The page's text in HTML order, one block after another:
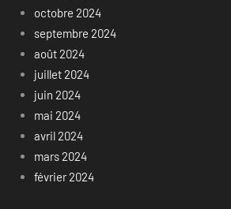
octobre 2024
septembre 2024
août 2024
juillet 2024
juin 2024
mai 2024
avril 2024
mars 2024
février 2024